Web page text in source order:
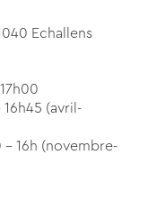
Echallens
(avril-
- 16h (novembre-